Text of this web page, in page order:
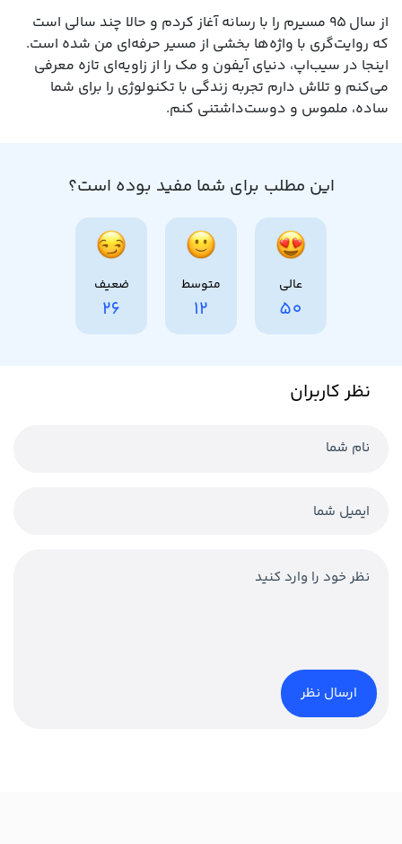
از سال ۹۵ مسیرم را با رسانه آغاز کردم و حالا چند سالی است
که روایت‌گری با واژه‌ها بخشی از مسیر حرفه‌ای‌ من شده است.
اینجا در سیب‌اپ، دنیای آیفون و مک را از زاویه‌ای تازه معرفی
می‌کنم و تلاش دارم تجربه زندگی با تکنولوژی را برای شما
ساده، ملموس و دوست‌داشتنی کنم.
این مطلب برای شما مفید بوده است؟
عالی
50
متوسط
12
ضعیف
26
نظر کاربران